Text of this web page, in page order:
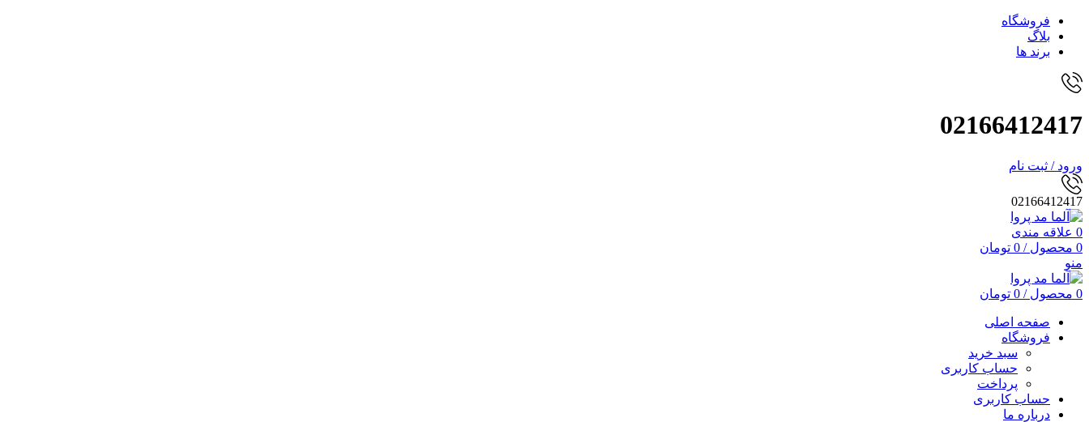
فروشگاه
بلاگ
برند ها
02166412417
ورود / ثبت نام
02166412417
0 علاقه مندی
0 محصول /
0 تومان
منو
0 محصول /
0 تومان
صفحه اصلی
فروشگاه
سبد خرید
حساب کاربری
پرداخت
حساب کاربری
درباره ما